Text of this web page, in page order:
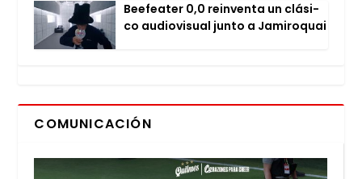
Bee­fea­ter 0,0 rein­ven­ta un clá­si­
co audio­vi­sual jun­to a Jami­ro­quai
COMUNICACIÓN